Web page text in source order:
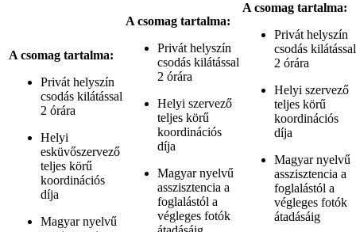
A csomag tartalma:
Privát helyszín
csodás kilátással
2 órára
Helyi
esküvőszervező
teljes körű
koordinációs
díja
Magyar nyelvű
A csomag tartalma:
Privát helyszín
csodás kilátással
2 órára
Helyi szervező
teljes körű
koordinációs
díja
Magyar nyelvű
asszisztencia a
foglalástól a
végleges fotók
A csomag tartalma:
Privát helyszín
csodás kilátással
2 órára
Helyi szervező
teljes körű
koordinációs
díja
Magyar nyelvű
asszisztencia a
foglalástól a
végleges fotók
átadásáig